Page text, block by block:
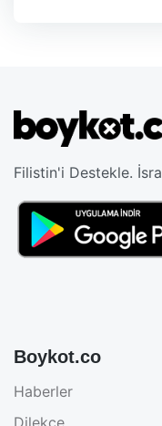
Filistin'i Destekle.
Boykot.co
Haberler
Dilekçe